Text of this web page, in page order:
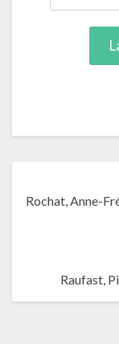
lesRochat, Anne-
Raufast,